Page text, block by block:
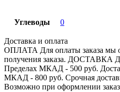
Углеводы 0
Доставка и оплата
ОПЛАТА Для оплаты заказа мы
получения заказа. ДОСТАВКА
Пределах МКАД - 500 руб.
МКАД - 800 руб. Срочная
Возможно при оформлении